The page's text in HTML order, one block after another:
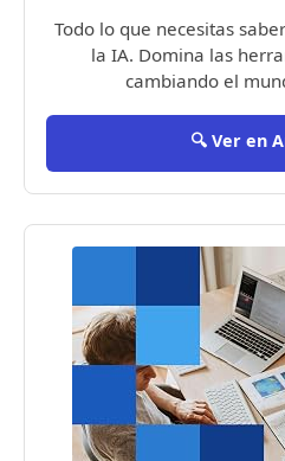
Todo lo que necesitas
la IA. Domina las
cambiando el
🔍 Ver en